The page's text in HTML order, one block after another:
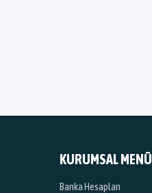
KURUMSAL MENÜ
Banka Hesapları